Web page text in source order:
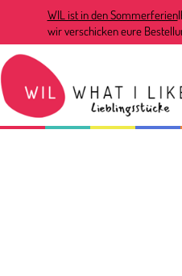
WIL ist in den Sommerferien
wir verschicken eure